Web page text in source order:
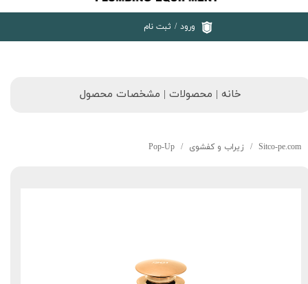
ورود / ثبت نام
خانه | محصولات | مشخصات محصول
Sitco-pe.com زیراب و کفشوی Pop-Up